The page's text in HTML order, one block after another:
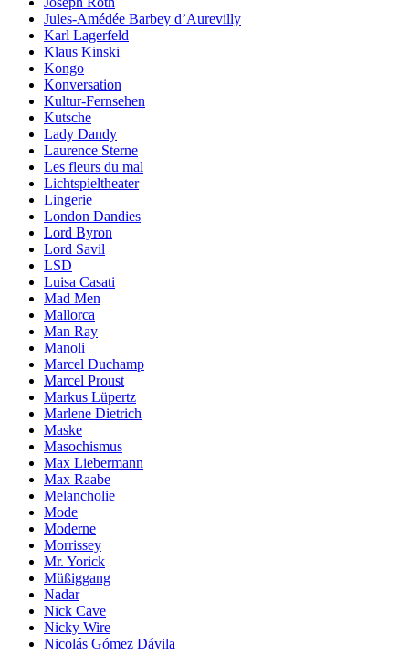
Jules-Amédée Barbey d’Aurevilly
Karl Lagerfeld
Klaus Kinski
Kongo
Konversation
Kultur-Fernsehen
Kutsche
Lady Dandy
Laurence Sterne
Les fleurs du mal
Lichtspieltheater
Lingerie
London Dandies
Lord Byron
Lord Savil
LSD
Luisa Casati
Mad Men
Mallorca
Man Ray
Manoli
Marcel Duchamp
Marcel Proust
Markus Lüpertz
Marlene Dietrich
Maske
Masochismus
Max Liebermann
Max Raabe
Melancholie
Mode
Moderne
Morrissey
Mr. Yorick
Müßiggang
Nadar
Nick Cave
Nicky Wire
Nicolás Gómez Dávila